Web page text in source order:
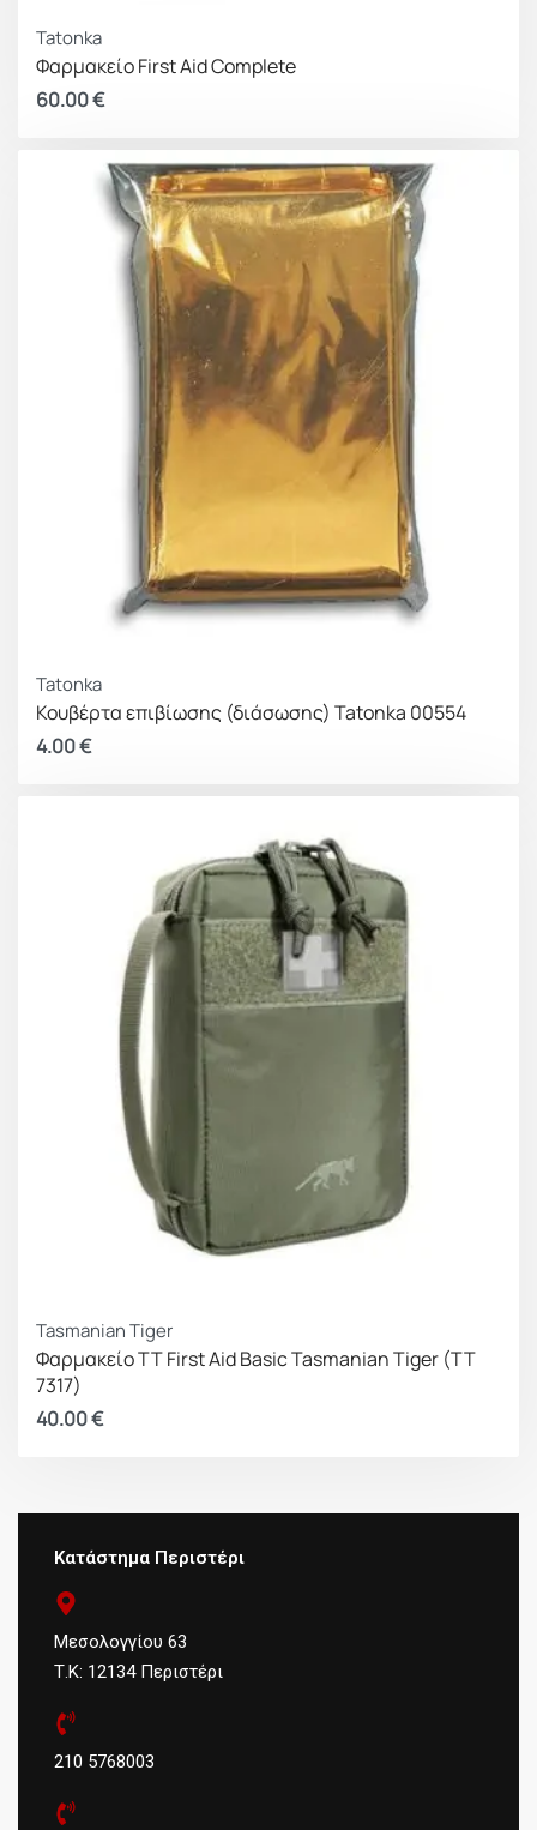
Tatonka
Φαρμακείο First Aid Complete
60.00€
Tatonka
Κουβέρτα επιβίωσης (διάσωσης) Tatonka 00554
4.00€
Tasmanian Tiger
Φαρμακείο TT First Aid Basic Tasmanian Tiger (TT
7317)
40.00€
Κατάστημα Περιστέρι
Μεσολογγίου 63
Τ.Κ: 12134 Περιστέρι
210 5768003